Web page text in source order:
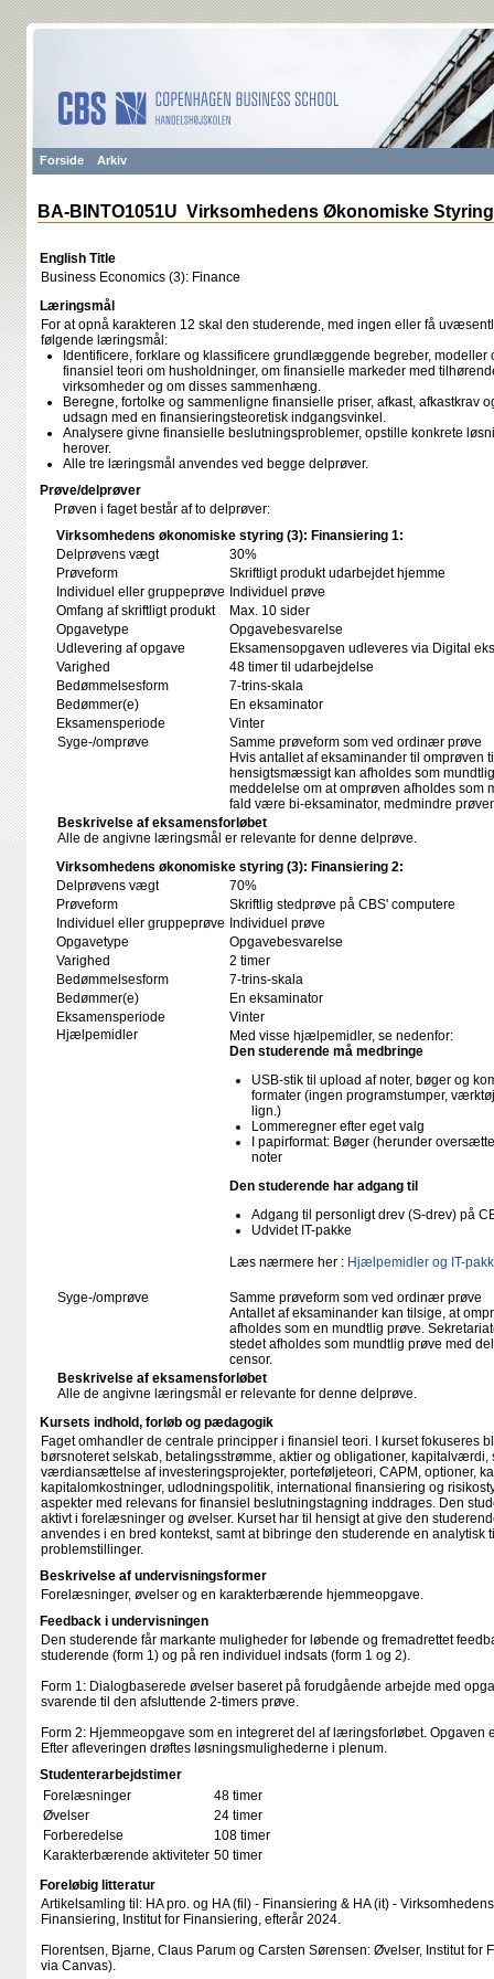
Forside Arkiv
BA-BINTO1051U Virksomhedens Økonomiske
English Title
Business Economics (3): Finance
Læringsmål
For at opnå karakteren 12 skal den studerende, med ingen eller få
følgende læringsmål:
Identificere, forklare og klassificere grundlæggende begreber, modeller
finansiel teori om husholdninger, om finansielle markeder med
virksomheder og om disses sammenhæng.
Beregne, fortolke og sammenligne finansielle priser, afkast, afkastkrav
udsagn med en finansieringsteoretisk indgangsvinkel.
Analysere givne finansielle beslutningsproblemer, opstille konkrete
herover.
Alle tre læringsmål anvendes ved begge delprøver.
Prøve/delprøver
Prøven i faget består af to delprøver:
Virksomhedens økonomiske styring (3): Finansiering 1:
Delprøvens vægt
30%
Prøveform
Skriftligt produkt udarbejdet hjemme
Individuel eller gruppeprøve Individuel prøve
Omfang af skriftligt produkt
Max. 10 sider
Opgavetype
Opgavebesvarelse
Udlevering af opgave
Eksamensopgaven udleveres via Digital
Varighed
48 timer til udarbejdelse
Bedømmelsesform
7-trins-skala
Bedømmer(e)
En eksaminator
Eksamensperiode
Vinter
Syge-/omprøve
Samme prøveform som ved ordinær prøve
Hvis antallet af eksaminander til omprøven
hensigtsmæssigt kan afholdes som
meddelelse om at omprøven afholdes som
fald være bi-eksaminator, medmindre
Beskrivelse af eksamensforløbet
Alle de angivne læringsmål er relevante for denne delprøve.
Virksomhedens økonomiske styring (3): Finansiering 2:
Delprøvens vægt
70%
Prøveform
Skriftlig stedprøve på CBS' computere
Individuel eller gruppeprøve Individuel prøve
Opgavetype
Opgavebesvarelse
Varighed
2 timer
Bedømmelsesform
7-trins-skala
Bedømmer(e)
En eksaminator
Eksamensperiode
Vinter
Hjælpemidler
Med visse hjælpemidler, se nedenfor:
Den studerende må medbringe
USB-stik til upload af noter, bøger og
formater (ingen programstumper,
lign.)
Lommeregner efter eget valg
I papirformat: Bøger (herunder
noter
Den studerende har adgang til
Adgang til personligt drev (S-drev) på
Udvidet IT-pakke
Læs nærmere her : Hjælpemidler og IT-
Syge-/omprøve
Samme prøveform som ved ordinær prøve
Antallet af eksaminander kan tilsige, at
afholdes som en mundtlig prøve.
stedet afholdes som mundtlig prøve med
censor.
Beskrivelse af eksamensforløbet
Alle de angivne læringsmål er relevante for denne delprøve.
Kursets indhold, forløb og pædagogik
Faget omhandler de centrale principper i finansiel teori. I kurset fokuseres
børsnoteret selskab, betalingsstrømme, aktier og obligationer,
værdiansættelse af investeringsprojekter, porteføljeteori, CAPM, optioner,
kapitalomkostninger, udlodningspolitik, international finansiering og
aspekter med relevans for finansiel beslutningstagning inddrages. Den
aktivt i forelæsninger og øvelser. Kurset har til hensigt at give den
anvendes i en bred kontekst, samt at bibringe den studerende en analytisk
problemstillinger.
Beskrivelse af undervisningsformer
Forelæsninger, øvelser og en karakterbærende hjemmeopgave.
Feedback i undervisningen
Den studerende får markante muligheder for løbende og fremadrettet
studerende (form 1) og på ren individuel indsats (form 1 og 2).
Form 1: Dialogbaserede øvelser baseret på forudgående arbejde med
svarende til den afsluttende 2-timers prøve.
Form 2: Hjemmeopgave som en integreret del af læringsforløbet.
Efter afleveringen drøftes løsningsmulighederne i plenum.
Studenterarbejdstimer
Forelæsninger
48 timer
Øvelser
24 timer
Forberedelse
108 timer
Karakterbærende aktiviteter 50 timer
Foreløbig litteratur
Artikelsamling til: HA pro. og HA (fil) - Finansiering & HA (it) -
Finansiering, Institut for Finansiering, efterår 2024.
Florentsen, Bjarne, Claus Parum og Carsten Sørensen: Øvelser, Institut
via Canvas).